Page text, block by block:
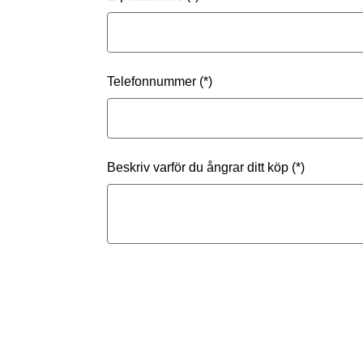
Telefonnummer
Beskriv varför du ångrar ditt köp